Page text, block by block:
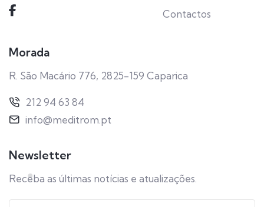
Contactos
Morada
R. São Macário 776, 2825-159 Caparica
212 94 63 84
info@meditrom.pt
Newsletter
Receba as últimas notícias e atualizações.